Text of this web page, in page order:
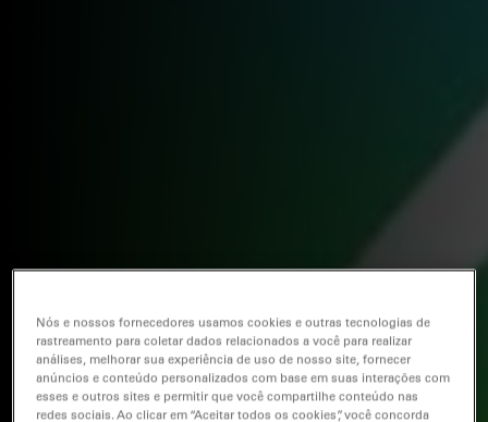
Nós e nossos fornecedores usamos cookies e outras tecnologias de
rastreamento para coletar dados relacionados a você para realizar
análises, melhorar sua experiência de uso de nosso site, fornecer
anúncios e conteúdo personalizados com base em suas interações com
esses e outros sites e permitir que você compartilhe conteúdo nas
redes sociais. Ao clicar em “Aceitar todos os cookies”, você concorda